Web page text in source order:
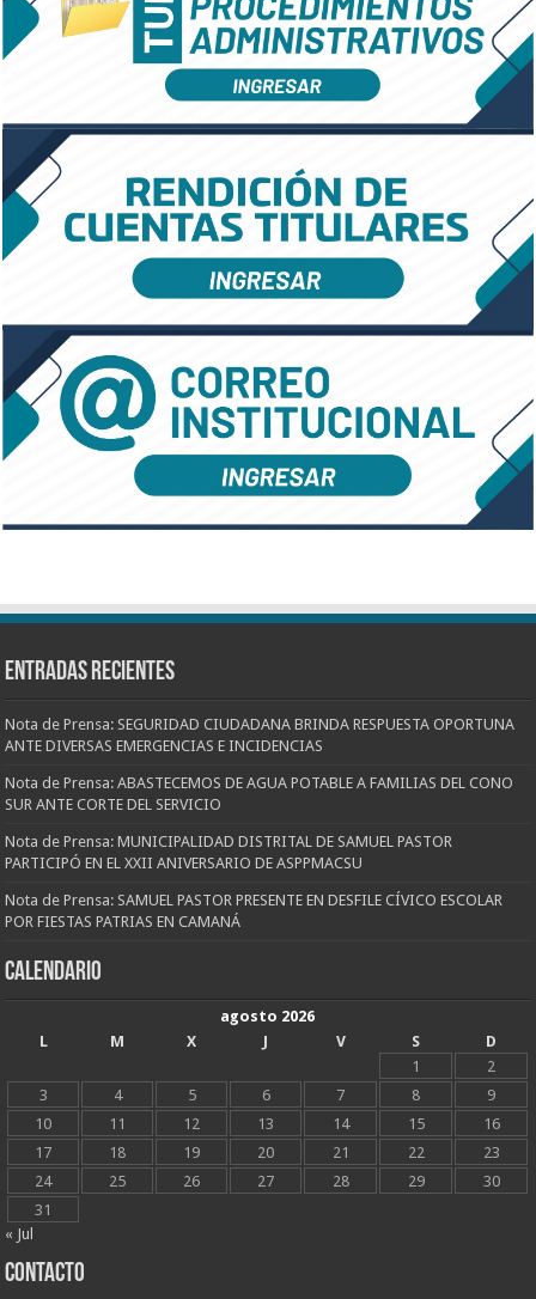
Entradas recientes
Nota de Prensa: SEGURIDAD CIUDADANA BRINDA RESPUESTA OPORTUNA
ANTE DIVERSAS EMERGENCIAS E INCIDENCIAS
Nota de Prensa: ABASTECEMOS DE AGUA POTABLE A FAMILIAS DEL CONO
SUR ANTE CORTE DEL SERVICIO
Nota de Prensa: MUNICIPALIDAD DISTRITAL DE SAMUEL PASTOR
PARTICIPÓ EN EL XXII ANIVERSARIO DE ASPPMACSU
Nota de Prensa: SAMUEL PASTOR PRESENTE EN DESFILE CÍVICO ESCOLAR
POR FIESTAS PATRIAS EN CAMANÁ
CALENDARIO
agosto 2026
L
M X J V S
D
1
2
3
4 5 6 7 8
9
10
11 12 13 14 15
16
17
18 19 20 21 22
23
24
25 26 27 28 29
30
31
« Jul
CONTACTO